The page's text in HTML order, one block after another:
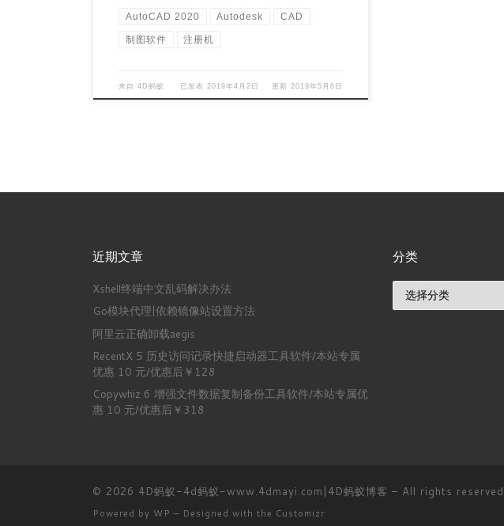
AutoCAD 2020 Autodesk CAD
制图软件 注册机
来自4D蚂蚁 已发表 2019年4月2日 更新 2019年5月6日
近期文章
Xshell终端中文乱码解决办法
Go模块代理|依赖镜像站设置方法
阿里云正确卸载aegis
RecentX 5 历史访问记录快捷启动器工具软件/本站专属
优惠 10 元/优惠后￥128
Copywhiz 6 增强文件数据复制备份工具软件/本站专属优
惠 10 元/优惠后￥318
分类
© 2026 4D蚂蚁-4d蚂蚁-www.4dmayi.com|4D蚂蚁博客 – All rights reserved
Powered by WP – Designed with the Customizr